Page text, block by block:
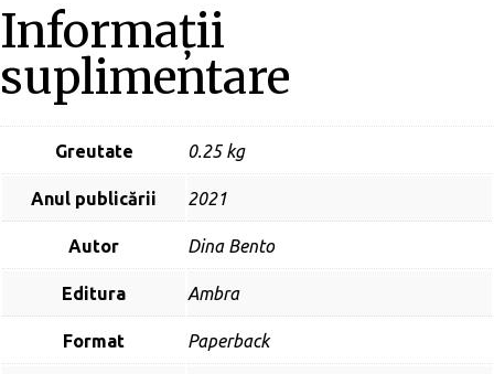
Informații
suplimentare
Greutate 0.25 kg
Anul publicării 2021
Autor Dina Bento
Editura Ambra
Format Paperback